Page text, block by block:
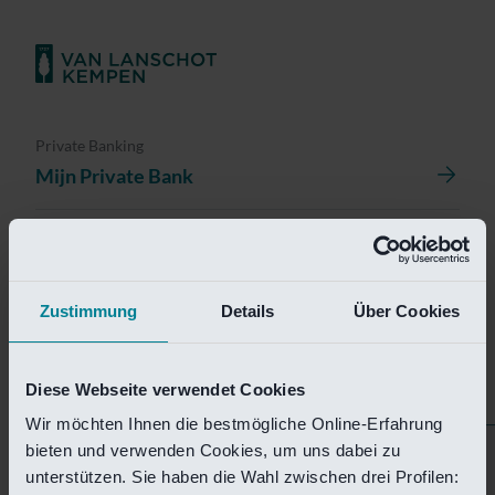
Zustimmung Details Über Cookies
Diese Webseite verwendet Cookies
Wir möchten Ihnen die bestmögliche Online-Erfahrung
bieten und verwenden Cookies, um uns dabei zu
unterstützen. Sie haben die Wahl zwischen drei Profilen:
Private Banking
Mijn Private Bank
Helaas is deze pagina